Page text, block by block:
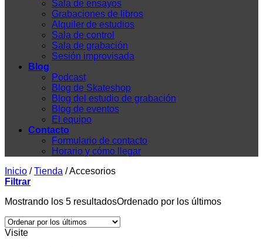
Sala de ensayos
Grabaciones de libros
Alquiler de estudios
Sala de control
Sala de grabación
Sesión improvisada
Blog
Podcast
Blog de Skateshop
Blog del estudio de grabación
Blog de eventos
El equipo
Contacto
Formulario de contacto
Horario y cómo llegar
Inicio / Tienda /Accesorios
Filtrar
Mostrando los 5 resultadosOrdenado por los últimos
Visite